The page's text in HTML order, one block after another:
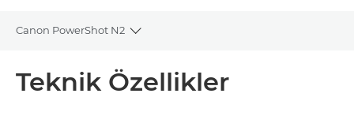
Canon PowerShot N2
Toggle breadcrumbs
Teknik Özellikler